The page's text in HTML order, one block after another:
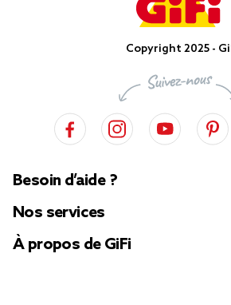
Copyright 2025 -
Besoin d’aide ?
Nos services
À propos de GiFi